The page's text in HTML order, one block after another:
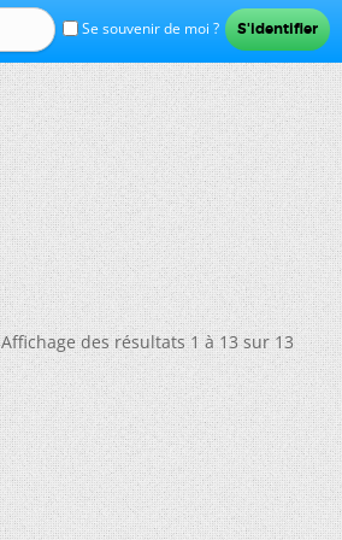
Se souvenir de moi ?
Affichage des résultats 1 à 13 sur 13